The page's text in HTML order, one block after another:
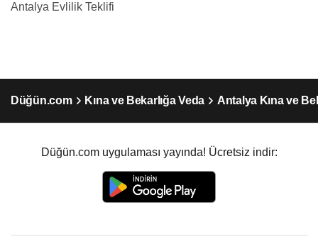
Antalya Evlilik Teklifi
Düğün.com Kına ve Bekarlığa Veda Antalya Kına ve
Düğün.com uygulaması yayında! Ücretsiz indir: